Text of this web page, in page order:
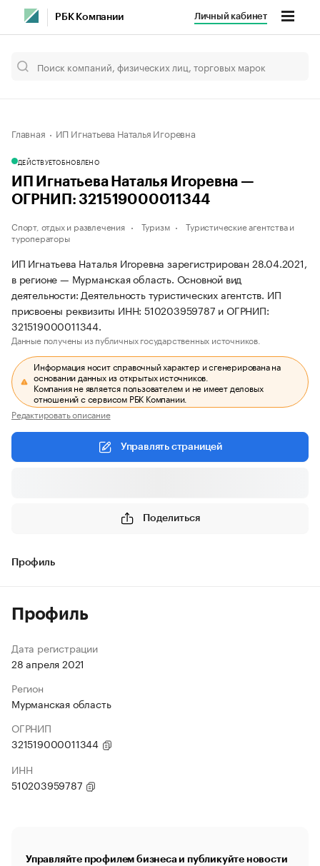
РБК Компании Личный кабинет
Главная ИП Игнатьева Наталья Игоревна
ДЕЙСТВУЕТОБНОВЛЕНО
ИП Игнатьева Наталья Игоревна —
ОГРНИП: 321519000011344
Спорт, отдых и развлечения Туризм
Туристические агентства и
туроператоры
ИП Игнатьева Наталья Игоревна зарегистрирован 28.04.2021,
в регионе — Мурманская область. Основной вид
деятельности: Деятельность туристических агентств. ИП
присвоены реквизиты ИНН: 510203959787 и ОГРНИП:
321519000011344.
Данные получены из публичных государственных источников.
Информация носит справочный характер и сгенерирована на
основании данных из открытых источников.
Компания не является пользователем и не имеет деловых
отношений с сервисом РБК Компании.
Редактировать описание
Управлять страницей
Поделиться
Профиль
Профиль
Дата регистрации
28 апреля 2021
Регион
Мурманская область
ОГРНИП
321519000011344
ИНН
510203959787
Управляйте профилем бизнеса и публикуйте новости